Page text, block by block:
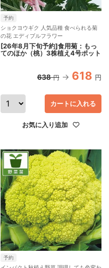
予約
ショクヨウギク 人気品種 食べられる菊
の花 エディブルフラワー
[26年8月下旬予約]食用菊：もっ
てのほか（桃）3株植え4号ポット
638 円 618 円
お気に入り追加
カートに入れる
予約